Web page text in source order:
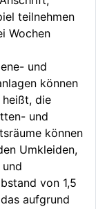
teilnehmen
Wochen
und
können
die
und
können
Umkleiden,
von 1,5
aufgrund